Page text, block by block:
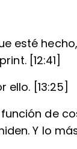
esté
[12:41]
[13:25]
de
Y lo